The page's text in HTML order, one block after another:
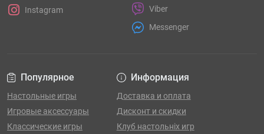
Популярное
Настольные игры
Игровые аксессуары
Классические игры
Информация
Доставка и оплата
Дисконт и скидки
Клуб настольніх игр
Instagram
Viber
Messenger